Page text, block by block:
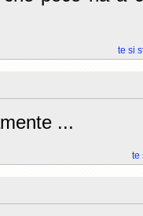
te si
...
te